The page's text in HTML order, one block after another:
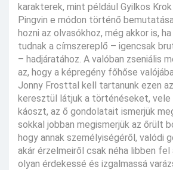
karakterek, mint például Gyilkos
Pingvin e módon történő
hozni az olvasókhoz, még akkor is,
tudnak a címszereplő – igencsak
– hadjáratához. A valóban zseniális
az, hogy a képregény főhőse
Jonny Frosttal kell tartanunk ezen
keresztül látjuk a történéseket, vele
káoszt, az ő gondolatait ismerjük
sokkal jobban megismerjük az őrült
hogy annak személyiségéről, valódi
akár érzelmeiről csak néha libben fel
olyan érdekessé és izgalmassá